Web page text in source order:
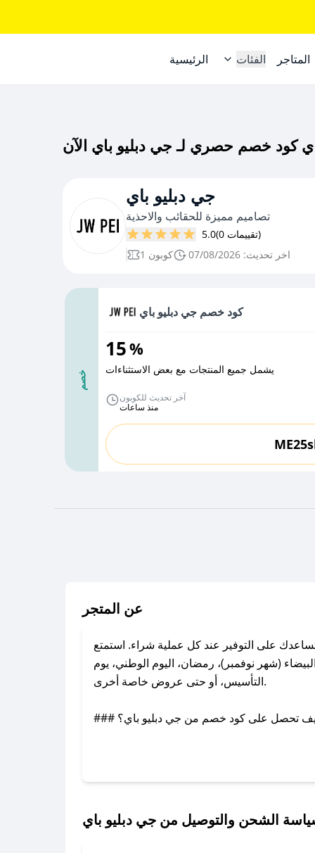
الرئيسية الفئات المتاجر
جي دبليو باي
تصاميم مميزة للحقائب والاحذية
5.0
(0 تقييمات)
1 كوبون
اخر تحديث: 07/08/2026
خصم
كود خصم جي دبليو باي
15%
يشمل جميع المنتجات مع بعض الاستثناءات
آخر تحديث للكوبون
منذ ساعات
عن المتجر
على التوفير عند كل عملية شراء. استمتع
(شهر نوفمبر)، رمضان، اليوم الوطني، يوم
التأسيس، أو حتى عروض خاصة أخرى.
### كيف تحصل على كود خصم من جي دبليو باي؟
الشحن والتوصيل من جي دبليو باي